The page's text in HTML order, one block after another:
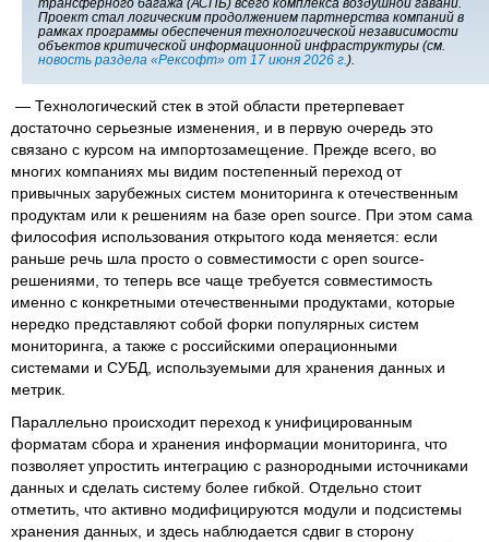
Проект стал логическим продолжением партнерства компаний в
рамках программы обеспечения технологической независимости
объектов критической информационной инфраструктуры (см.
новость раздела «Рексофт» от 17 июня 2026 г. ).
— Технологический стек в этой области претерпевает
достаточно серьезные изменения, и в первую очередь это
связано с курсом на импортозамещение. Прежде всего, во
многих компаниях мы видим постепенный переход от
привычных зарубежных систем мониторинга к отечественным
продуктам или к решениям на базе open source. При этом сама
философия использования открытого кода меняется: если
раньше речь шла просто о совместимости с open source-
решениями, то теперь все чаще требуется совместимость
именно с конкретными отечественными продуктами, которые
нередко представляют собой форки популярных систем
мониторинга, а также с российскими операционными
системами и СУБД, используемыми для хранения данных и
метрик.
Параллельно происходит переход к унифицированным
форматам сбора и хранения информации мониторинга, что
позволяет упростить интеграцию с разнородными источниками
данных и сделать систему более гибкой. Отдельно стоит
отметить, что активно модифицируются модули и подсистемы
хранения данных, и здесь наблюдается сдвиг в сторону